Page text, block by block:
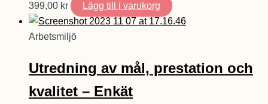
399,00 kr Lägg till i varukorg
Arbetsmiljö
Utredning av mål, prestation och
kvalitet – Enkät